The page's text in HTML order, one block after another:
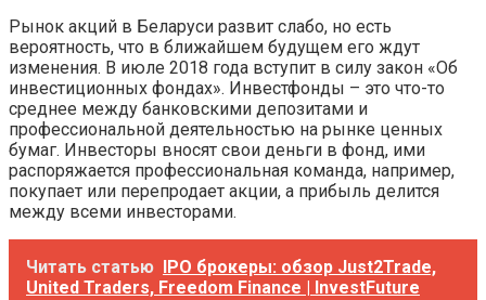
Рынок акций в Беларуси развит слабо, но есть
вероятность, что в ближайшем будущем его ждут
изменения. В июле 2018 года вступит в силу закон «Об
инвестиционных фондах». Инвестфонды – это что-то
среднее между банковскими депозитами и
профессиональной деятельностью на рынке ценных
бумаг. Инвесторы вносят свои деньги в фонд, ими
распоряжается профессиональная команда, например,
покупает или перепродает акции, а прибыль делится
между всеми инвесторами.
Читать статью IPO брокеры: обзор Just2Trade,
United Traders, Freedom Finance | InvestFuture